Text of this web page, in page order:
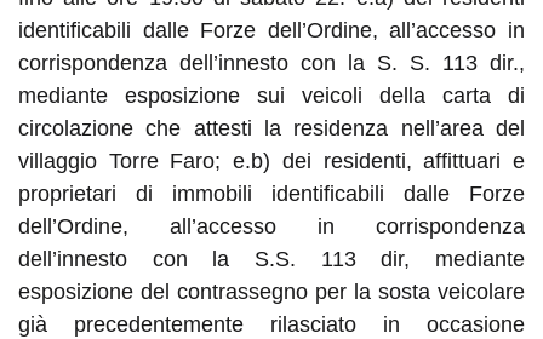
identificabili dalle Forze dell’Ordine, all’accesso in
corrispondenza dell’innesto con la S. S. 113 dir.,
mediante esposizione sui veicoli della carta di
circolazione che attesti la residenza nell’area del
villaggio Torre Faro; e.b) dei residenti, affittuari e
proprietari di immobili identificabili dalle Forze
dell’Ordine, all’accesso in corrispondenza
dell’innesto con la S.S. 113 dir, mediante
esposizione del contrassegno per la sosta veicolare
già precedentemente rilasciato in occasione